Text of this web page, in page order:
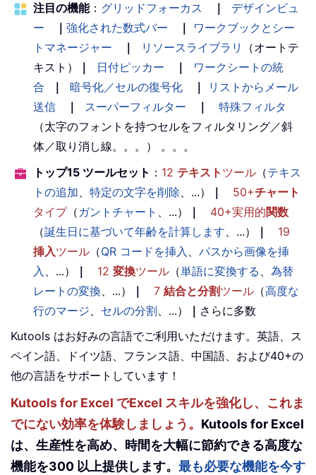
注目の機能： グリッドフォーカス ｜
デザインビュ
ー
｜ 強化された数式バー ｜
ワークブックとシー
トマネージャー
｜ リソースライブラリ
（オートテ
キスト）
｜ 日付ピッカー ｜
ワークシートの統
合
｜ 暗号化／セルの復号化 ｜
リストからメール
送信
｜ スーパーフィルター ｜
特殊フィルタ
（太字のフォントを持つセルをフィルタリング／斜
体／取り消し線。。。） 。。。
トップ15 ツールセット ： 12 テキスト ツール （テキス
トの追加、 特定の文字を削除、...） ｜ 50+チャート
タイプ（ ガントチャート 、...） ｜ 40+実用的関数
（誕生日に基づいて年齢を計算します、...） ｜
19
挿入ツール （QR コードを挿入 、 パスから画像を挿
入 、...） ｜ 12 変換ツール （単語に変換する 、 為替
レートの変換、...） ｜ 7 結合と分割ツール （高度な
行のマージ、 セルの分割、...） ｜ さらに多数
Kutools はお好みの言語でご利用いただけます。英語、ス
ペイン語、ドイツ語、フランス語、中国語、および40+の
他の言語をサポートしています！
Kutools for Excel でExcel スキルを強化し、これま
でにない効率を体験しましょう。 Kutools for Excel
は、生産性を高め、時間を大幅に節約できる高度な
機能を300 以上提供します。 最も必要な機能を今す